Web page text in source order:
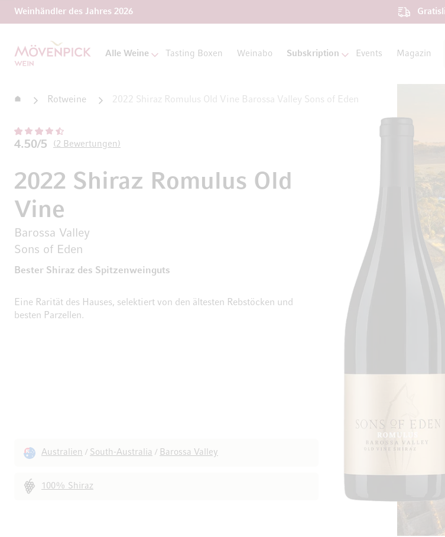
Weinhändler des Jahres 2026
Zur Startseite
Alle Weine Tasting Boxen Weinabo Subskription Events Magazin
StartseiteRotweine 2022 Shiraz Romulus Old Vine Barossa Valley Sons of Eden
4.50/5 2 Bewertungen
2022 Shiraz Romulus Old
Vine
Barossa Valley
Sons of Eden
Bester Shiraz des Spitzenweinguts
Eine Rarität des Hauses, selektiert von den ältesten Rebstöcken und
besten Parzellen.
Australien / South-Australia / Barossa Valley
100% Shiraz